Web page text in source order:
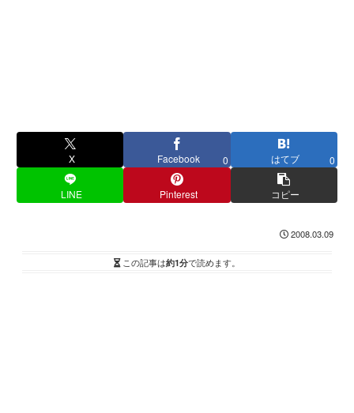
X Facebook 0 はてブ 0
LINE Pinterest コピー
2008.03.09
この記事は約1分で読めます。